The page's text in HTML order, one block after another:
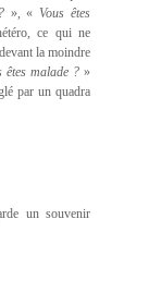
», « Vous êtes
ce qui ne
la moindre
êtes malade ? »
par un quadra
un souvenir